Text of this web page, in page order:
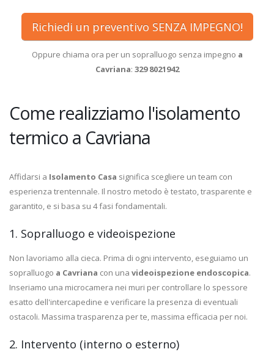
Richiedi un preventivo SENZA IMPEGNO!
Oppure chiama ora per un sopralluogo senza impegno a
Cavriana: 329 8021942
Come realizziamo l'isolamento
termico a Cavriana
Affidarsi a Isolamento Casa significa scegliere un team con
esperienza trentennale. Il nostro metodo è testato, trasparente e
garantito, e si basa su 4 fasi fondamentali.
1. Sopralluogo e videoispezione
Non lavoriamo alla cieca. Prima di ogni intervento, eseguiamo un
sopralluogo a Cavriana con una videoispezione endoscopica.
Inseriamo una microcamera nei muri per controllare lo spessore
esatto dell'intercapedine e verificare la presenza di eventuali
ostacoli. Massima trasparenza per te, massima efficacia per noi.
2. Intervento (interno o esterno)